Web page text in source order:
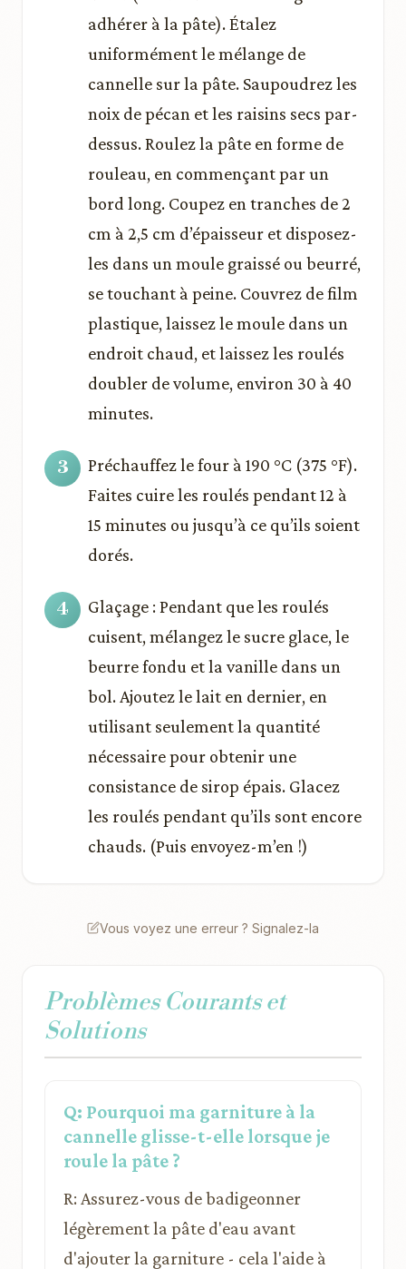
adhérer à la pâte). Étalez
uniformément le mélange de
cannelle sur la pâte. Saupoudrez les
noix de pécan et les raisins secs par-
dessus. Roulez la pâte en forme de
rouleau, en commençant par un
bord long. Coupez en tranches de 2
cm à 2,5 cm d’épaisseur et disposez-
les dans un moule graissé ou beurré,
se touchant à peine. Couvrez de film
plastique, laissez le moule dans un
endroit chaud, et laissez les roulés
doubler de volume, environ 30 à 40
minutes.
Préchauffez le four à 190 °C (375 °F).
Faites cuire les roulés pendant 12 à
15 minutes ou jusqu’à ce qu’ils soient
dorés.
Glaçage : Pendant que les roulés
cuisent, mélangez le sucre glace, le
beurre fondu et la vanille dans un
bol. Ajoutez le lait en dernier, en
utilisant seulement la quantité
nécessaire pour obtenir une
consistance de sirop épais. Glacez
les roulés pendant qu’ils sont encore
chauds. (Puis envoyez-m’en !)
Vous voyez une erreur ? Signalez-la
Problèmes Courants et
Solutions
Q: Pourquoi ma garniture à la
cannelle glisse-t-elle lorsque je
roule la pâte ?
R: Assurez-vous de badigeonner
légèrement la pâte d'eau avant
d'ajouter la garniture - cela l'aide à